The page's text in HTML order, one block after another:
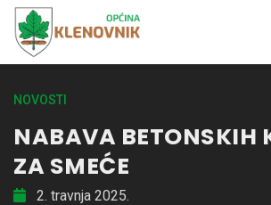
NOVOSTI
NABAVA BETONSKIH
ZA SMEĆE
2. travnja 2025.